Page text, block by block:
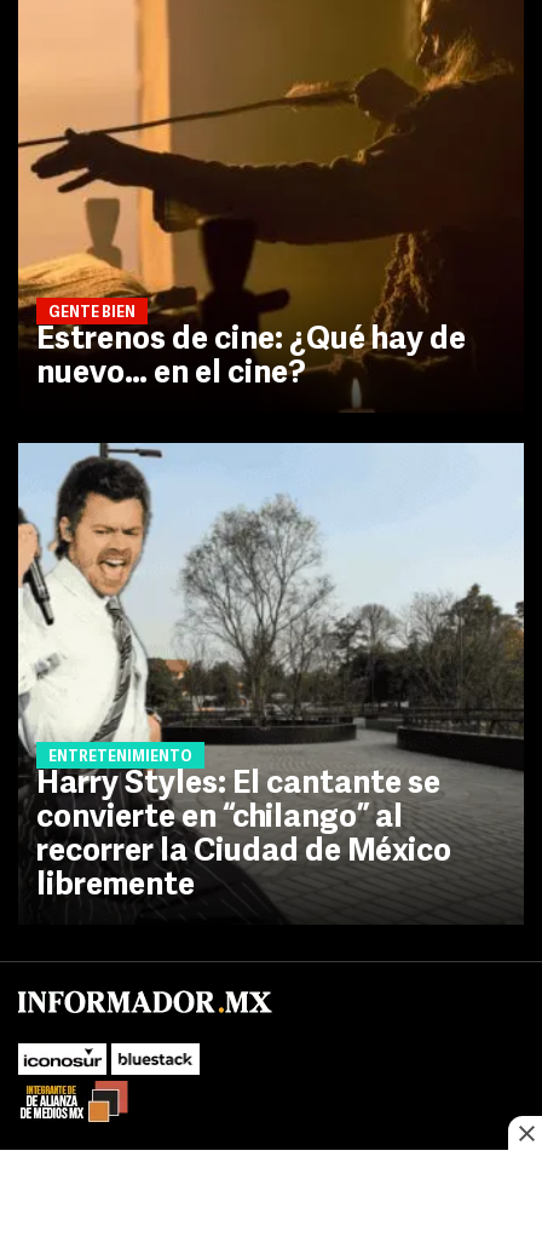
GENTE BIEN
Estrenos de cine: ¿Qué hay de
nuevo… en el cine?
ENTRETENIMIENTO
Harry Styles: El cantante se
convierte en “chilango” al
recorrer la Ciudad de México
libremente